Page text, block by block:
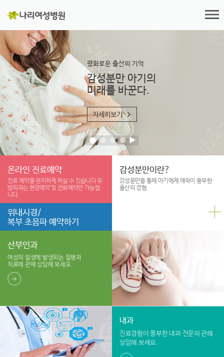
평화로운 출산의 기억
감성분만 아기의
미래를 바꾼다.
자세히보기
온라인 진료예약
진료 예약을 편리하게 하실 수 있습니다유
방외과는 현장예약 및전화예약만 가능합
니다.
위내시경/
복부 초음파 예약하기
감성분만이란?
감성분만을 통해 아기에게 애착이 풍부한
출산의 경험
산부인과
여성의 일생에 발생되는 질병과
치료에 관해 상담해 보세요
내과
진료경험이 풍부한 내과 전문의 관해
상담해 보세요.